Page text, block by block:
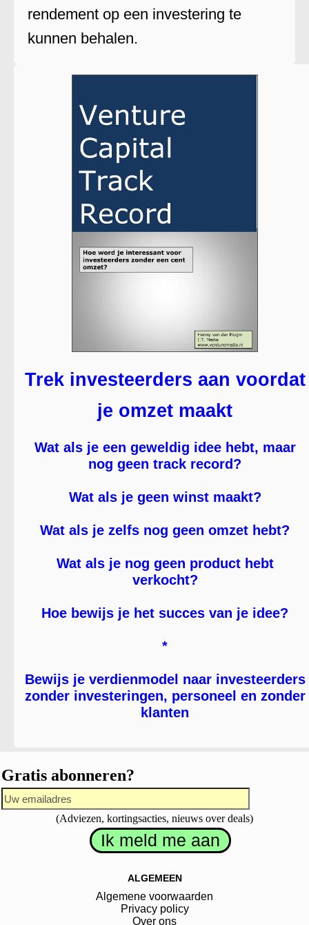
rendement op een investering te
kunnen behalen.
Trek investeerders aan voordat
je omzet maakt
Wat als je een geweldig idee hebt, maar
nog geen track record?
Wat als je geen winst maakt?
Wat als je zelfs nog geen omzet hebt?
Wat als je nog geen product hebt
verkocht?
Hoe bewijs je het succes van je idee?
*
Bewijs je verdienmodel naar investeerders
zonder investeringen, personeel en zonder
klanten
Gratis abonneren?
(Adviezen, kortingsacties, nieuws over deals)
ALGEMEEN
Algemene voorwaarden
Privacy policy
Over ons